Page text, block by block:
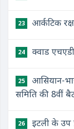
23 आर्कटिक
24 क्वाड
25
आसियान-
समिति की 8वीं
26 इटली के उप